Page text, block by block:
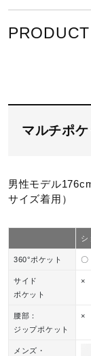
その他
直営
PRODUCT
マルチポ
男性モデル
サイズ着用）
シ
360°ポケット 〇
サイド
ポケット
×
腰部：
ジップポケット
×
メンズ・